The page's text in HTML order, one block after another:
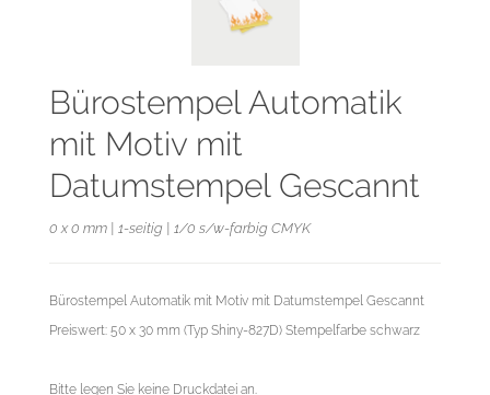
Bürostempel Automatik
mit Motiv mit
Datumstempel Gescannt
0 x 0 mm | 1-seitig | 1/0 s/w-farbig CMYK
Bürostempel Automatik mit Motiv mit Datumstempel Gescannt
Preiswert: 50 x 30 mm (Typ Shiny-827D) Stempelfarbe schwarz
Bitte legen Sie keine Druckdatei an.